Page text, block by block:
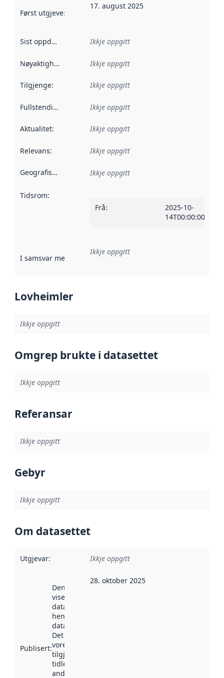
Først utgjeve: Denne datoen seier når dataa i dette
17. august 2025
Sist oppdatert Ikkje oppgitt
Nøyaktigheit Ikkje oppgitt
Tilgjenge: Ikkje oppgitt
Fullstendigheit Ikkje oppgitt
Aktualitet: Ikkje oppgitt
Relevans: Ikkje oppgitt
Geografisk område Ikkje oppgitt
Tidsrom:
Frå:
2025-10-
14T00:00:00Z
I samsvar med Referanse til ei implementeringsregel eller
Ikkje oppgitt
Lovheimler
Ikkje oppgitt
Omgrep brukte i datasettet
Ikkje oppgitt
Referansar
Ikkje oppgitt
Gebyr
Ikkje oppgitt
Om datasettet
Utgjevar: Ikkje oppgitt
Publisert:
Denne datoen
viser når
datasettet vart
henta inn av
data.norge.no.
Det kan ha
vore
tilgjengeleg
tidlegare
andre stader.
28. oktober 2025